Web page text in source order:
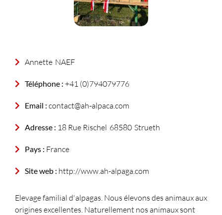
Annette NAEF
Téléphone : +41 (0)794079776
Email : contact@ah-alpaca.com
Adresse : 18 Rue Rischel 68580 Strueth
Pays : France
Site web : http://www.ah-alpaga.com
Elevage familial d'alpagas. Nous élevons des animaux aux
origines excellentes. Naturellement nos animaux sont